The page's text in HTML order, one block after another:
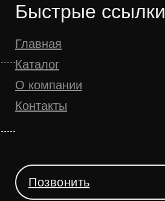
Быстрые ссылки
Главная
Каталог
О компании
Контакты
Позвонить